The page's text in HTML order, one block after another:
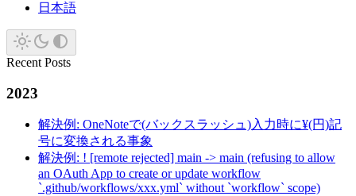
日本語
Recent Posts
2023
解決例: OneNoteで(バックスラッシュ)入力時に¥(円)記
号に変換される事象
解決例: ! [remote rejected] main -> main (refusing to allow
an OAuth App to create or update workflow
`.github/workflows/xxx.yml` without `workflow` scope)